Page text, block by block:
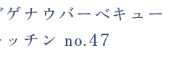
ナウバーベキュー
ッチン no.47